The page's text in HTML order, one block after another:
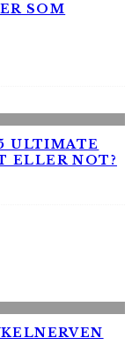
SOM
ULTIMATE
ELLER NOT?